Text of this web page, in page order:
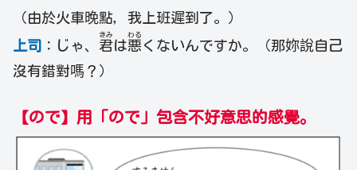
（由於火車晚點，我上班遲到了。）
上司
：じゃ、 君
きみ
は悪
わる
くないんですか。（那妳說自己
沒有錯對嗎？）
【ので】用「ので」包含不好意思的感覺。